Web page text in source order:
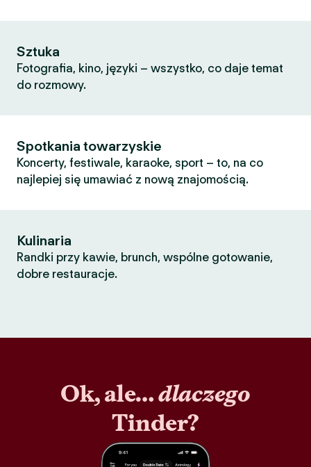
Sztuka
Fotografia, kino, języki – wszystko, co daje temat
do rozmowy.
Spotkania towarzyskie
Koncerty, festiwale, karaoke, sport – to, na co
najlepiej się umawiać z nową znajomością.
Kulinaria
Randki przy kawie, brunch, wspólne gotowanie,
dobre restauracje.
Ok, ale…dlaczego
Tinder?